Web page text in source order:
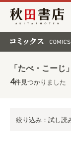
秋田書店
「たべ・こーじ
4件見つかりました
絞り込み：試し読